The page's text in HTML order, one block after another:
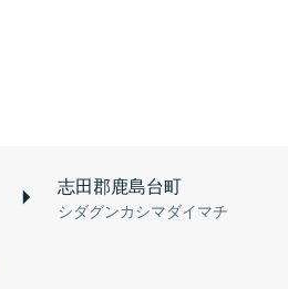
志田郡鹿島台町
シダグンカシマダイマチ